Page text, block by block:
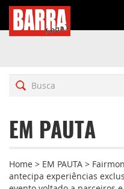
EM PAUTA
Home > EM PAUTA >
antecipa experiências